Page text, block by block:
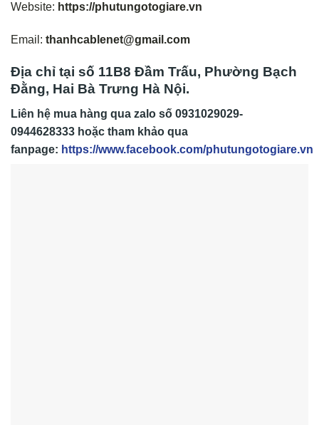
Website: https://phutungotogiare.vn
Email: thanhcablenet@gmail.com
Địa chỉ tại số 11B8 Đầm Trấu, Phường Bạch
Đằng, Hai Bà Trưng Hà Nội.
Liên hệ mua hàng qua zalo số 0931029029-
0944628333 hoặc tham khảo qua
fanpage: https://www.facebook.com/phutungotogiare.vn